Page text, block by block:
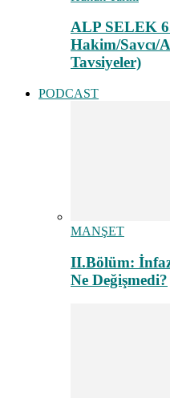
ALP SELEK
Hakim/Savcı/
Tavsiyeler)
PODCAST
MANŞET
II.Bölüm:
Ne Değişmedi?